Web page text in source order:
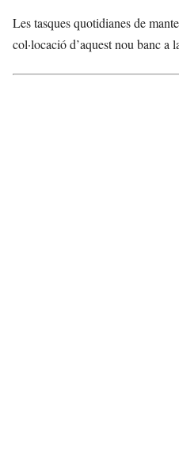
Les tasques quotidianes de
col·locació d’aquest nou banc